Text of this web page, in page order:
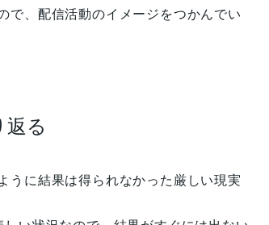
で、配信活動のイメージをつかんでい
返る
うに結果は得られなかった厳しい現実